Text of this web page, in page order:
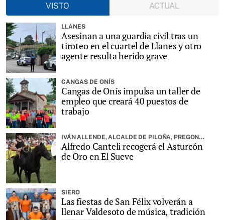
VISTO
ACTUAL
LLANES
Asesinan a una guardia civil tras un
tiroteo en el cuartel de Llanes y otro
agente resulta herido grave
CANGAS DE ONÍS
Cangas de Onís impulsa un taller de
empleo que creará 40 puestos de
trabajo
IVÁN ALLENDE, ALCALDE DE PILOÑA, PREGONARÁ LA FIESTA
Alfredo Canteli recogerá el Asturcón
de Oro en El Sueve
SIERO
Las fiestas de San Félix volverán a
llenar Valdesoto de música, tradición